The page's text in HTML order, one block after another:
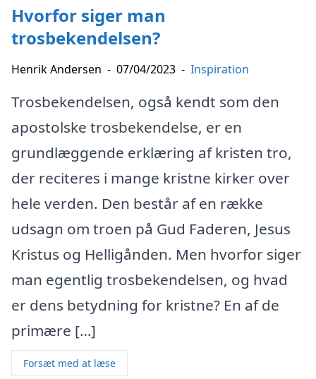
Hvorfor siger man
trosbekendelsen?
Henrik Andersen - 07/04/2023 - Inspiration
Trosbekendelsen, også kendt som den
apostolske trosbekendelse, er en
grundlæggende erklæring af kristen tro,
der reciteres i mange kristne kirker over
hele verden. Den består af en række
udsagn om troen på Gud Faderen, Jesus
Kristus og Helligånden. Men hvorfor siger
man egentlig trosbekendelsen, og hvad
er dens betydning for kristne? En af de
primære […]
Forsæt med at læse